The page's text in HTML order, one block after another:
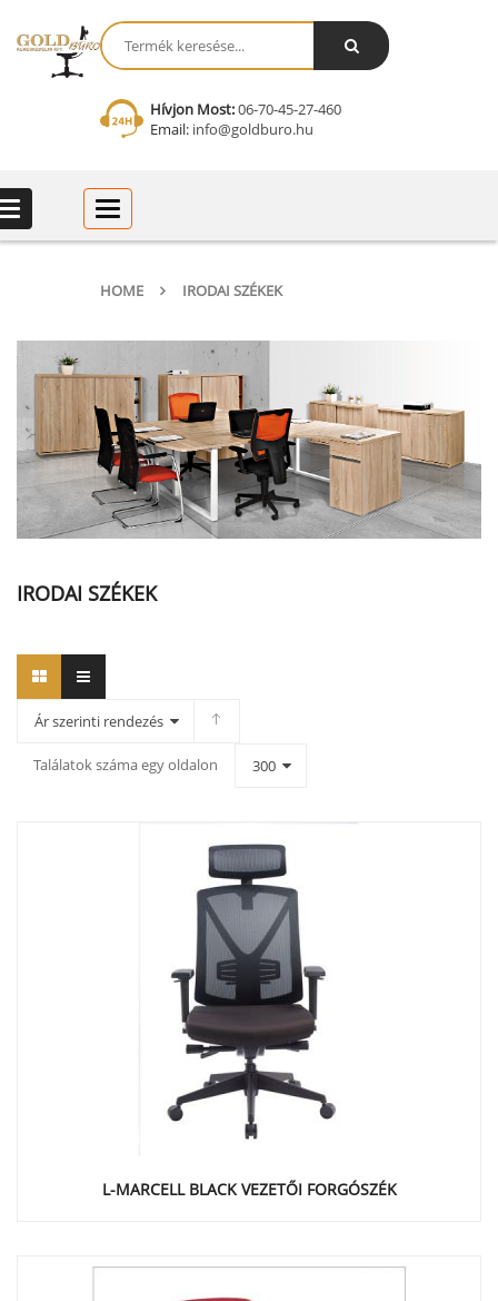
Hívjon Most:06-70-45-27-460
Email:info@goldburo.hu
Categories
Categories
HOME IRODAI SZÉKEK
IRODAI SZÉKEK
Ár szerinti rendezés
Találatok száma egy oldalon 300
L-MARCELL BLACK VEZETŐI FORGÓSZÉK